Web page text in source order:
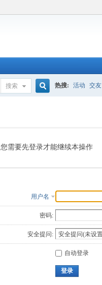
搜索
索
热搜: 活动 交友
您需要先登录才能继续本操作
用户名
密码:
安全提问:
自动登录
登录